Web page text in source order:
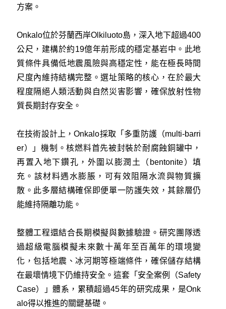
方案。
Onkalo位於芬蘭西岸Olkiluoto島，深入地下超過400
公尺，建構於約19億年前形成的穩定基岩中。此地
質條件具備低地震風險與高穩定性，能在極長時間
尺度內維持結構完整。選址策略的核心，在於最大
程度隔絕人類活動與自然災害影響，確保放射性物
質長期封存安全。
在技術設計上，Onkalo採取「多重防護（multi-barri
er）」機制。核燃料首先被封裝於耐腐蝕銅罐中，
再置入地下鑽孔，外圍以膨潤土（bentonite）填
充。該材料遇水膨脹，可有效阻隔水流與物質擴
散。此多層結構確保即便單一防護失效，其餘層仍
能維持隔離功能。
整體工程還結合長期模擬與數據驗證。研究團隊透
過超級電腦模擬未來數十萬年至百萬年的環境變
化，包括地震、冰河期等極端條件，確保儲存結構
在最壞情境下仍維持安全。這套「安全案例（Safety
Case）」體系，累積超過45年的研究成果，是Onk
alo得以推進的關鍵基礎。